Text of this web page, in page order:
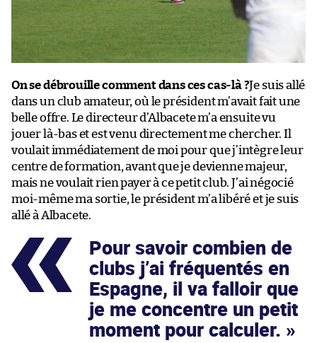
On se débrouille comment dans ces cas-là ?Je suis allé
dans un club amateur, où le président m’avait fait une
belle offre. Le directeur d’Albacete m’a ensuite vu
jouer là-bas et est venu directement me chercher. Il
voulait immédiatement de moi pour que j’intègre leur
centre de formation, avant que je devienne majeur,
mais ne voulait rien payer à ce petit club. J’ai négocié
moi-même ma sortie, le président m’a libéré et je suis
allé à Albacete.
Pour savoir combien de
clubs j’ai fréquentés en
Espagne, il va falloir que
je me concentre un petit
moment pour calculer.